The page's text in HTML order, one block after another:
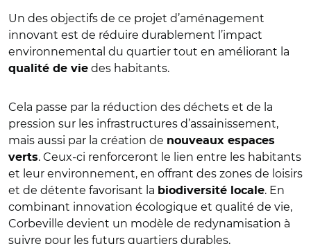
Un des objectifs de ce projet d’aménagement
innovant est de réduire durablement l’impact
environnemental du quartier tout en améliorant la
qualité de vie des habitants.
Cela passe par la réduction des déchets et de la
pression sur les infrastructures d’assainissement,
mais aussi par la création de nouveaux espaces
verts. Ceux-ci renforceront le lien entre les habitants
et leur environnement, en offrant des zones de loisirs
et de détente favorisant la biodiversité locale. En
combinant innovation écologique et qualité de vie,
Corbeville devient un modèle de redynamisation à
suivre pour les futurs quartiers durables.